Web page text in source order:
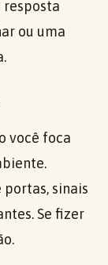
resposta
ou uma
você foca
sinais
Se fizer